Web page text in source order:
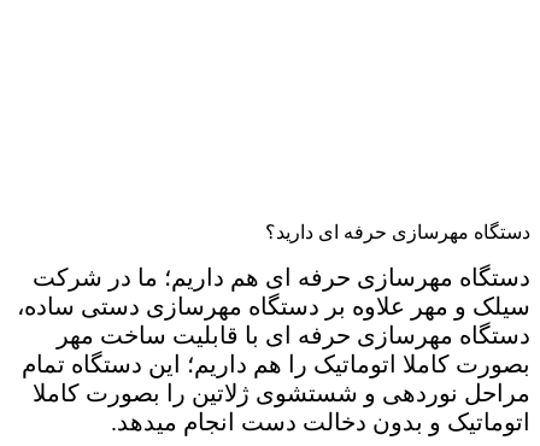
دستگاه مهرسازی حرفه ای دارید؟
دستگاه مهرسازی حرفه ای هم داریم؛ ما در شرکت
سیلک و مهر علاوه بر دستگاه مهرسازی دستی ساده،
دستگاه مهرسازی حرفه ای با قابلیت ساخت مهر
بصورت کاملا اتوماتیک را هم داریم؛ این دستگاه تمام
مراحل نوردهی و شستشوی ژلاتین را بصورت کاملا
اتوماتیک و بدون دخالت دست انجام میدهد.